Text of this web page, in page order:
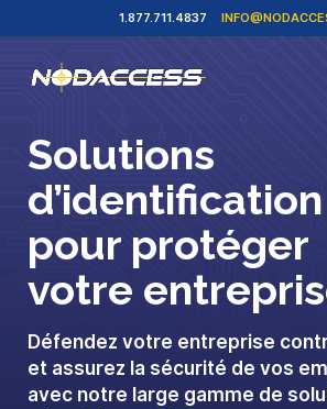
1.877.711.4837
Solutions
d’identification
pour protéger
votre
Défendez votre entreprise
et assurez la sécurité de vos
avec notre large gamme de